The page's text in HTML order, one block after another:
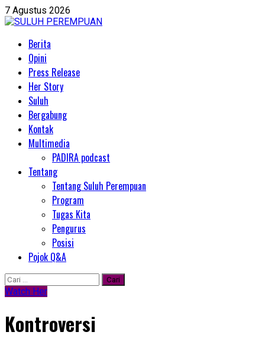
Skip
to
7 Agustus 2026
PrimaryBerita
Opini
Press Release
Her Story
Suluh
Bergabung
Kontak
Multimedia
PADIRA podcast
Tentang
Tentang Suluh Perempuan
Program
Tugas Kita
Pengurus
Posisi
Pojok Q&A
Cari
untuk:
Watch Her
Kontroversi